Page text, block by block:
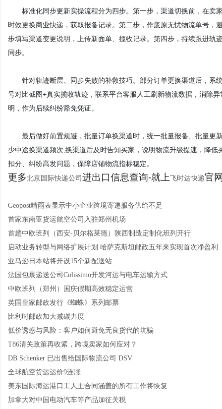
标准化同步更新实操流程分为四步。第一步，渠道切换前，在卖
时效更换商业快递，获取报备记录。第二步，作废原无忧物流单号
步填写渠道变更说明，上传新面单、揽收记录。第四步，持续跟进
同步。
针对轨迹断层、同步失败的补救技巧。部分订单更换渠道后，系
号对比截图+真实揽收轨迹，联系平台客服人工刷新物流数据，消除
明，作为后续纠纷豁免凭证。
最后做好前置规避，批量订单换渠道时，统一批量报备、批量更
少中途换渠道频次;换渠道后及时告知买家，说明物流升级提速，降
扣分、纠纷高发问题，保障店铺物流指标稳定。
更多北京国际快递公司进出口信息查询-就上飞时达快递官
Geopost晴雨表显示中小企业跨境寄递服务供给不足
首家东南亚货运航空公司入驻郑州机场
首趟中欧班列（西安-贝尔格莱德）陕西制造定制化班列开行
启动业务转型与网络扩展计划 哈萨克斯坦邮政五年来实现首次净盈利
亚马逊日本站将开设15个新配送站
法国包裹递送公司Colissimo开发河运与电车运输方式
中欧班列（郑州）国庆假期高效稳定运营
英国皇家邮政发行《蜘蛛》系列邮票
比利时邮政加大减碳力度
低价诱惑与风险：客户如何避免无良货代的坑骗
T86清关政策再收紧，跨境卖家如何应对？
DB Schenker 已出售给国际物流公司 DSV
全球航空货运运价9连涨
美东国际海运港口工人主合同涵盖的所有工作将恢复
加拿大对中国电动汽车等产品加征关税